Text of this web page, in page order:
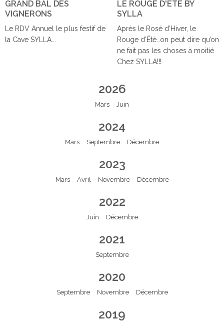
GRAND BAL DES
VIGNERONS
Le RDV Annuel le plus festif de
la Cave SYLLA...
LE ROUGE D'ÉTÉ BY
SYLLA
Après le Rosé d’Hiver, le
Rouge d’Été…on peut dire qu’on
ne fait pas les choses à moitié
Chez SYLLA!!!
2026
Mars Juin
2024
Mars Septembre Décembre
2023
Mars Avril Novembre Décembre
2022
Juin Décembre
2021
Septembre
2020
Septembre Novembre Décembre
2019